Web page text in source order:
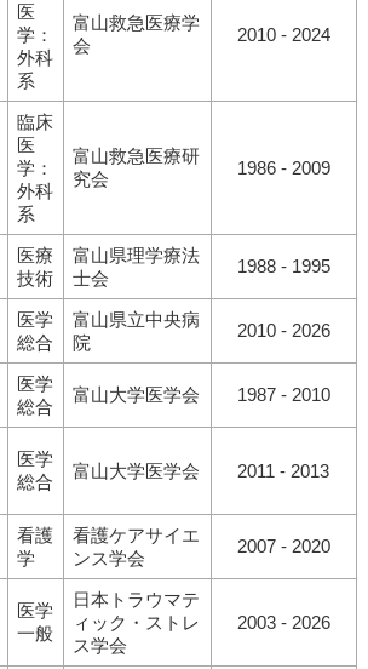
医
学：
外科
系
富山救急医療学
会
2010 - 2024
臨床
医
学：
外科
系
富山救急医療研
究会
1986 - 2009
医療
技術
富山県理学療法
士会
1988 - 1995
医学
総合
富山県立中央病
院
2010 - 2026
医学
総合
富山大学医学会 1987 - 2010
医学
総合
富山大学医学会 2011 - 2013
看護
学
看護ケアサイエ
ンス学会
2007 - 2020
医学
一般
日本トラウマテ
ィック・ストレ
ス学会
2003 - 2026